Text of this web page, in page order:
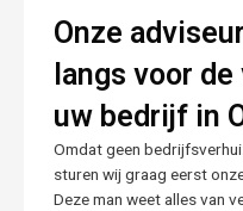
Onze
langs voor
uw bedrijf in
Omdat geen
sturen wij graag eerst
Deze man weet alles van